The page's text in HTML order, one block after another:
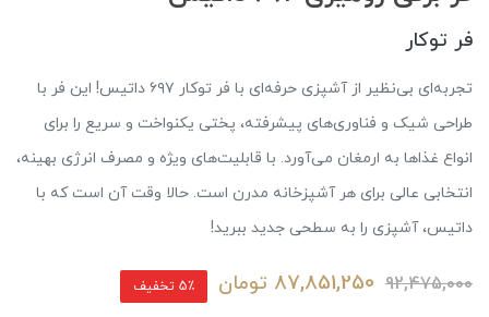
فر توکار
تجربه‌ای بی‌نظیر از آشپزی حرفه‌ای با فر توکار ۶۹۷ داتیس! این فر با
طراحی شیک و فناوری‌های پیشرفته، پختی یکنواخت و سریع را برای
انواع غذاها به ارمغان می‌آورد. با قابلیت‌های ویژه و مصرف انرژی بهینه،
انتخابی عالی برای هر آشپزخانه مدرن است. حالا وقت آن است که با
داتیس، آشپزی را به سطحی جدید ببرید!
92,475,000
87,851,250 تومان 5٪ تخفیف